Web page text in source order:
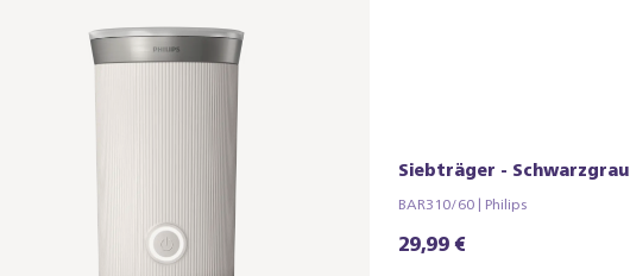
Siebträger - Schwarzgrau
BAR310/60 | Philips
29,99 €